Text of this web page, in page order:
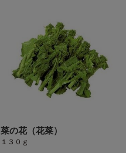
菜の花（花菜）
１３０ｇ